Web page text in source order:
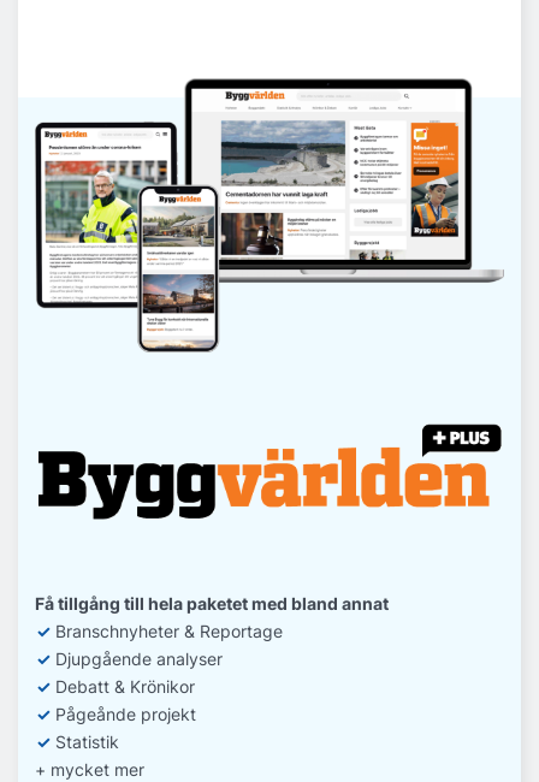
Få tillgång till hela paketet med bland annat
✓ Branschnyheter & Reportage
✓ Djupgående analyser
✓ Debatt & Krönikor
✓ Pågeånde projekt
✓ Statistik
+ mycket mer